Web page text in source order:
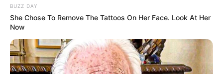
BUZZ DAY
She Chose To Remove The Tattoos On Her Face. Look At Her
Now